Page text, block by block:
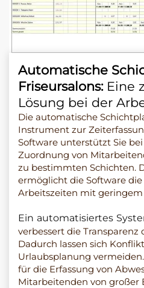
Automatische
Friseursalons:Eine
Lösung bei der
Die automatische
Instrument zur
Software unterstützt Sie
Zuordnung von
zu bestimmten Schichten.
ermöglicht die Software die
Arbeitszeiten mit
Ein automatisiertes
verbessert die Transparenz
Dadurch lassen sich
Urlaubsplanung
für die Erfassung von
Mitarbeitenden von großer